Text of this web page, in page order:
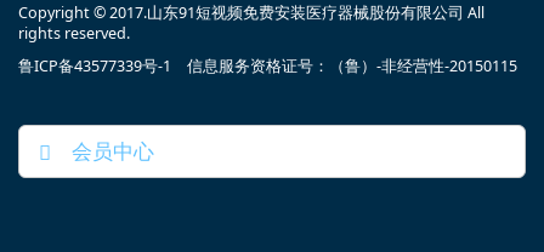
Copyright © 2017.山东91短视频免费安装医疗器械股份有限公司 All
rights reserved.
鲁ICP备43577339号-1 信息服务资格证号：（鲁）-非经营性-20150115
会员中心